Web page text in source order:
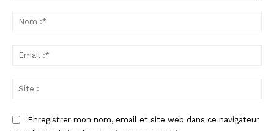
Enregistrer mon nom, email et site web dans ce navigateur